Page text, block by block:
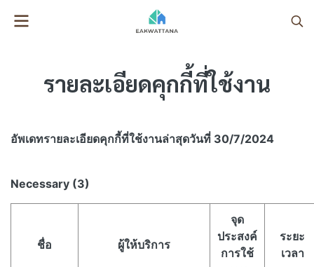
รายละเอียดคุกกี้ที่ใช้งาน​
อัพเดทรายละเอียดคุกกี้ที่ใช้งาน​ล่าสุดวันที่ 30/7/2024
Necessary (3)
ชื่อ ผู้ให้บริการ
จุด
ประสงค์
การใช้
ระยะ
เวลา